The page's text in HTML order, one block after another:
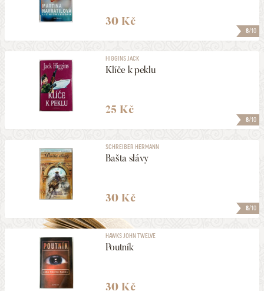
8/10
30 Kč
8/10
HIGGINS JACK
Klíče k peklu
25 Kč
8/10
SCHREIBER HERMANN
Bašta slávy
30 Kč
HAWKS JOHN TWELVE
Poutník
30 Kč